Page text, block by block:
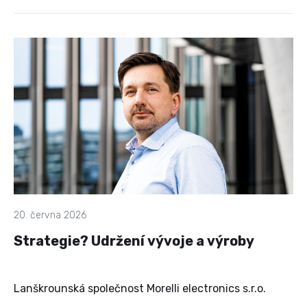
mrhání penězi. Místo zázračných zkratek a
bezhlavého tlačení na výkon nabízí střízlivý pohled na
to, jak ve firmách probudit adaptaci, nezabít
kreativitu a nevyhořet.
20. června 2026
Strategie? Udržení vývoje a výroby
Lanškrounská společnost Morelli electronics s.r.o.